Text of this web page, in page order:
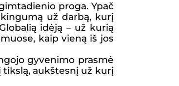
proga. Ypač
už darbą, kurį
idėją – už kurią
kaip vieną iš jos
gyvenimo prasmė
aukštesnį už kurį